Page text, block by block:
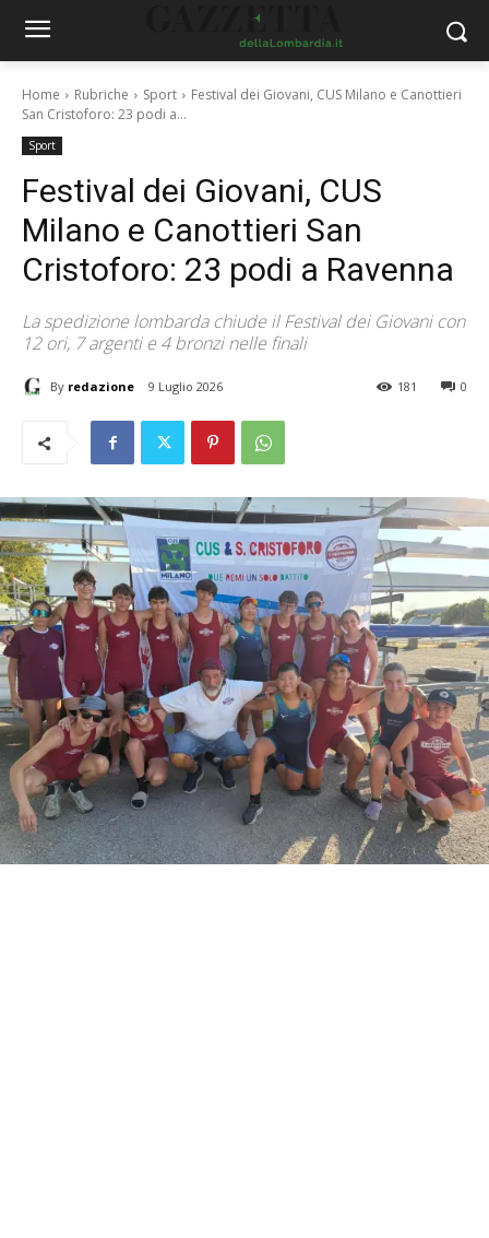
Home Rubriche Sport
Festival dei Giovani, CUS Milano e Canottieri
San Cristoforo: 23 podi a...
Sport
Festival dei Giovani, CUS
Milano e Canottieri San
Cristoforo: 23 podi a Ravenna
La spedizione lombarda chiude il Festival dei Giovani con
12 ori, 7 argenti e 4 bronzi nelle finali
By redazione 9 Luglio 2026 0
181